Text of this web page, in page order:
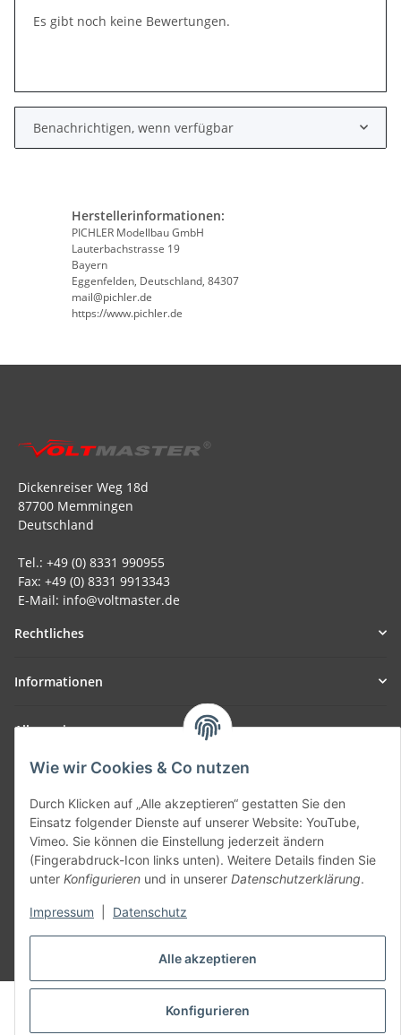
Alle akzeptieren
Konfigurieren
Wie wir Cookies & Co nutzen
Durch Klicken auf „Alle akzeptieren“ gestatten Sie den
Einsatz folgender Dienste auf unserer Website: YouTube,
Vimeo. Sie können die Einstellung jederzeit ändern
(Fingerabdruck-Icon links unten). Weitere Details finden Sie
unter Konfigurieren und in unserer Datenschutzerklärung.
Impressum Datenschutz
Es gibt noch keine Bewertungen.
Benachrichtigen, wenn verfügbar
Herstellerinformationen:
PICHLER Modellbau GmbH
Lauterbachstrasse 19
Bayern
Eggenfelden, Deutschland, 84307
mail@pichler.de
https://www.pichler.de
Dickenreiser Weg 18d
87700 Memmingen
Deutschland
Tel.: +49 (0) 8331 990955
Fax: +49 (0) 8331 9913343
E-Mail: info@voltmaster.de
Rechtliches
Informationen
Allgemein
Teil unseres Netzwerks:
SmoliTec - Safety. Simplified. Worldwide. ( B2B Shop )
Vertrag widerrufen
* Alle Preise inkl. gesetzlicher USt., zzgl.Versand
© voltmaster.de
Powered byJTL-Shop